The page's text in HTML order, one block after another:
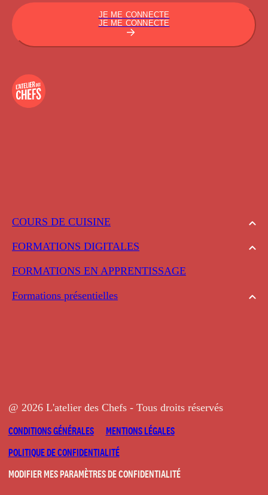
COURS DE CUISINE
FORMATIONS DIGITALES
FORMATIONS EN APPRENTISSAGE
Formations présentielles
JE ME CONNECTE
JE ME CONNECTE
@ 2026 L'atelier des Chefs - Tous droits réservés
CONDITIONS GÉNÉRALES
MENTIONS LÉGALES
POLITIQUE DE CONFIDENTIALITÉ
MODIFIER MES PARAMÈTRES DE CONFIDENTIALITÉ